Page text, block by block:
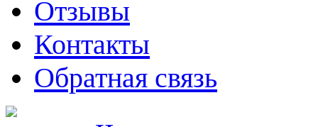
Отзывы
Контакты
Обратная связь